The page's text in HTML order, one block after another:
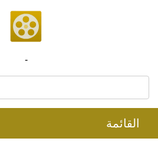
-
القائمة